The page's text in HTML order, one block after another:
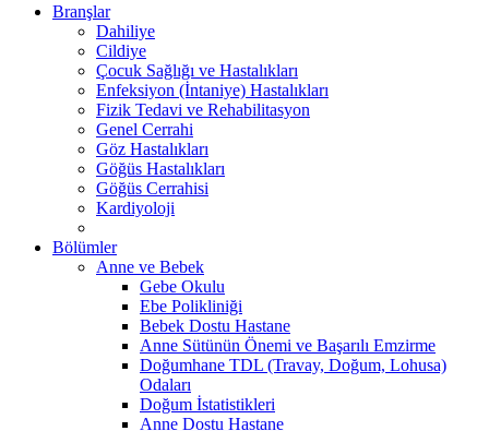
Branşlar
Dahiliye
Cildiye
Çocuk Sağlığı ve Hastalıkları
Enfeksiyon (İntaniye) Hastalıkları
Fizik Tedavi ve Rehabilitasyon
Genel Cerrahi
Göz Hastalıkları
Göğüs Hastalıkları
Göğüs Cerrahisi
Kardiyoloji
Bölümler
Anne ve Bebek
Gebe Okulu
Ebe Polikliniği
Bebek Dostu Hastane
Anne Sütünün Önemi ve Başarılı Emzirme
Doğumhane TDL (Travay, Doğum, Lohusa)
Odaları
Doğum İstatistikleri
Anne Dostu Hastane